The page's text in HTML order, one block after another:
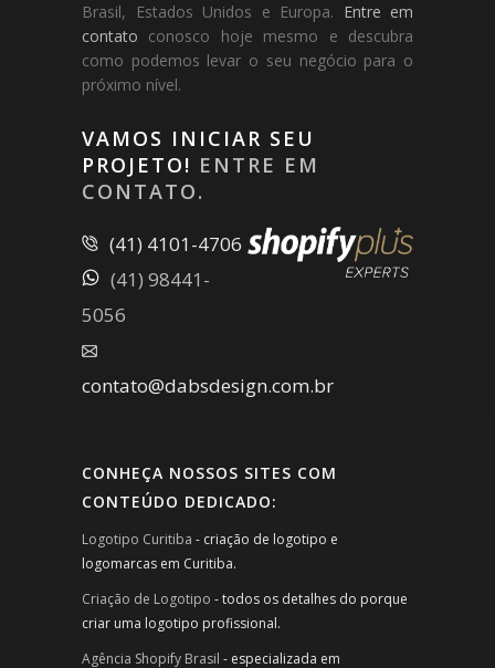
Brasil, Estados Unidos e Europa. Entre em
contato conosco hoje mesmo e descubra
como podemos levar o seu negócio para o
próximo nível.
VAMOS INICIAR SEU
PROJETO! ENTRE EM
CONTATO.
(41) 4101-4706
(41) 98441-
5056
contato@dabsdesign.com.br
CONHEÇA NOSSOS SITES COM
CONTEÚDO DEDICADO:
Logotipo Curitiba - criação de logotipo e
logomarcas em Curitiba.
Criação de Logotipo - todos os detalhes do porque
criar uma logotipo profissional.
Agência Shopify Brasil - especializada em